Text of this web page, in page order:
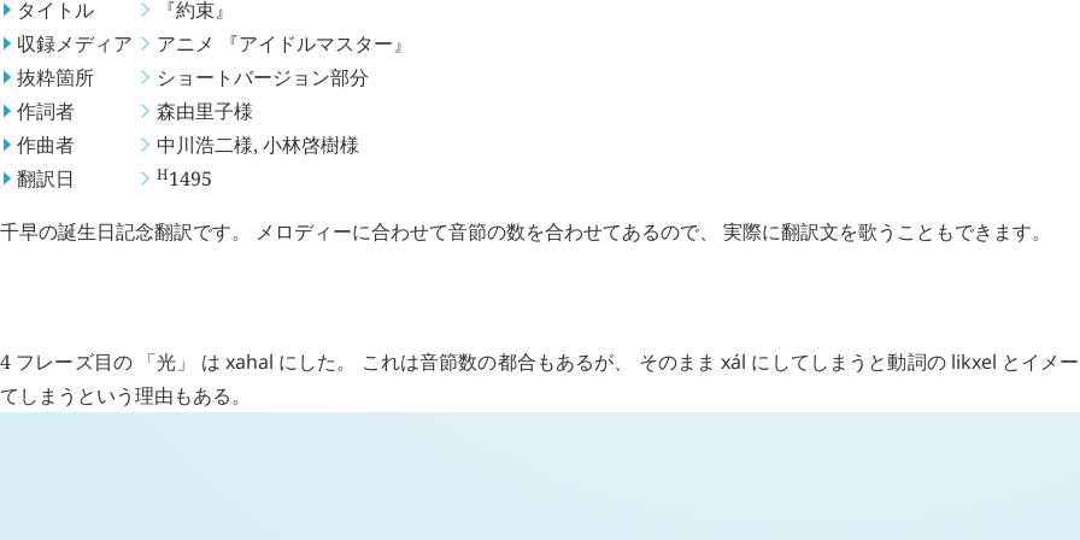
タイトル
『約束』
収録メディア
アニメ 『アイドルマスター』
抜粋箇所
ショートバージョン部分
作詞者
森由里子様
作曲者
中川浩二様, 小林啓樹様
翻訳日
H1495
千早の誕生日記念翻訳です。 メロディーに合わせて音節の数を合わせてあるので、 実際に翻訳文を歌うこともできます。
4 フレーズ目の 「光」 は xahal にした。 これは音節数の都合もあるが、 そのままxál にしてしまうと動詞の likxel とイメ
てしまうという理由もある。